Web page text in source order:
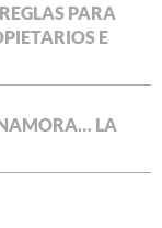
PARA
E
LA